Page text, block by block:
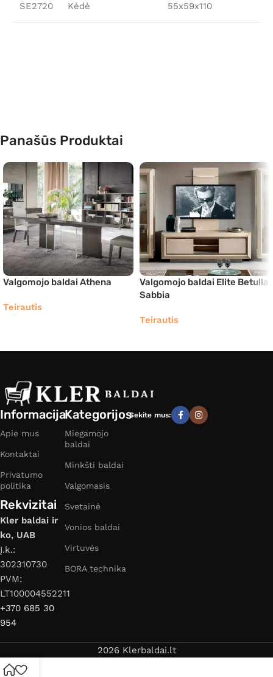
SE2720 Kėdė 55x59x110
Panašūs Produktai
Valgomojo baldai Athena
Teirautis
Valgomojo baldai Elite Betulla
Sabbia
Teirautis
Informacija
Apie mus
Kontaktai
Privatumo
politika
Rekvizitai
Kler baldai ir
ko, UAB
Į.k.:
302310730
PVM:
LT100004552211
+370 685 30
954
Kategorijos
Miegamojo
baldai
Minkšti baldai
Valgomasis
Svetainė
Vonios baldai
Virtuvės
BORA technika
Sekite mus:
2026 Klerbaldai.lt